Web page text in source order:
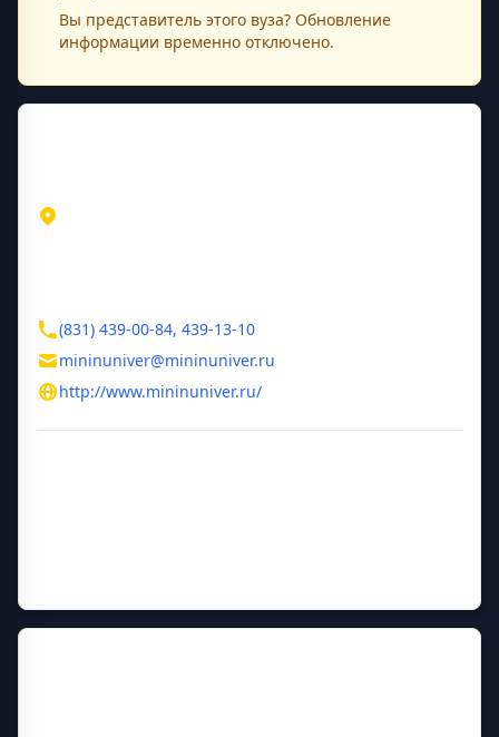
Вы представитель этого вуза? Обновление
информации временно отключено.
(831) 439-00-84, 439-13-10
mininuniver@mininuniver.ru
http://www.mininuniver.ru/